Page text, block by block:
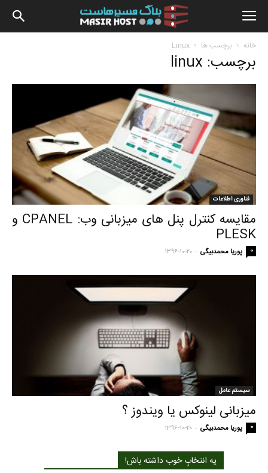
بلاگ
خانه برچسب ها Linux
برچسب: linux
فناوری اطلاعات
مقایسه کنترل پنل های میزبانی وب: CPANEL و
PLESK
پوریا محمدبیگی - ۱۳۹۶-۱۰-۲۰ 0
سیستم عامل
میزبانی لینوکس یا ویندوز ؟
پوریا محمدبیگی - ۱۳۹۶-۱۰-۲۰ 0
یه انتخابِ خوب داشته باش!